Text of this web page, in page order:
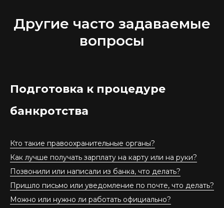
Другие часто задаваемые
вопросы
Подготовка к процедуре
банкротства
Кто такие правоохранительные органы?
Как лучше получать зарплату на карту или на руки?
Позвонили или написали из банка, что делать?
Пришло письмо или уведомление по почте, что делать?
Можно или нужно ли работать официально?